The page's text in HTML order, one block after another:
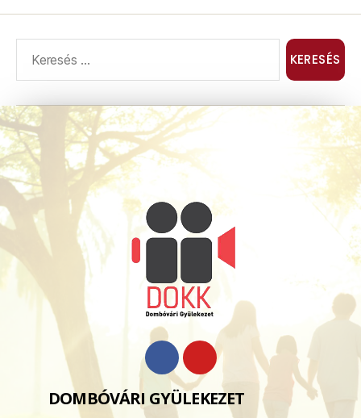
DOMBÓVÁRI GYÜLEKEZET